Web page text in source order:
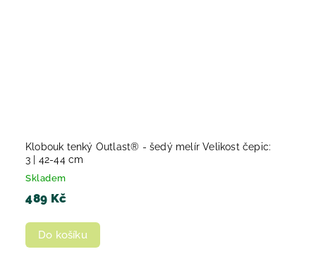
Klobouk tenký Outlast® - šedý melír Velikost čepic:
3 | 42-44 cm
Skladem
489 Kč
Do košíku